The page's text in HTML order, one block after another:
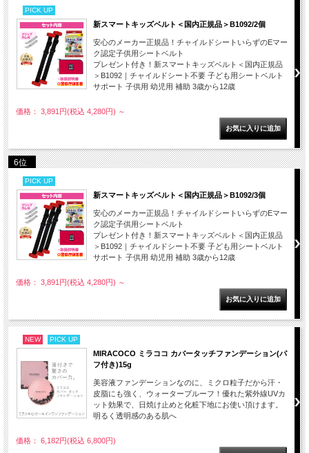
PICK UP
新スマートキッズベルト＜国内正規品＞B1092/2個
安心のメーカー正規品！チャイルドシートいらずのEマー
ク認定子供用シートベルト
プレゼント付き！新スマートキッズベルト＜国内正規品
＞B1092｜チャイルドシート不要 子ども用シートベルト
サポート 子供用 幼児用 補助 3歳から12歳
価格： 3,891円(税込 4,280円) ～
6位
PICK UP
新スマートキッズベルト＜国内正規品＞B1092/3個
安心のメーカー正規品！チャイルドシートいらずのEマー
ク認定子供用シートベルト
プレゼント付き！新スマートキッズベルト＜国内正規品
＞B1092｜チャイルドシート不要 子ども用シートベルト
サポート 子供用 幼児用 補助 3歳から12歳
価格： 3,891円(税込 4,280円) ～
NEW PICK UP
MIRACOCO ミラココ カバータッチファンデーション(パ
フ付き)15g
美容液ファンデーションなのに、ミクロ粒子だから汗・
皮脂にも強く、ウォータープルーフ！優れた紫外線UVカ
ット効果で、日焼け止めと化粧下地にお使い頂けます。
明るく透明感のある肌へ
価格： 6,182円(税込 6,800円)